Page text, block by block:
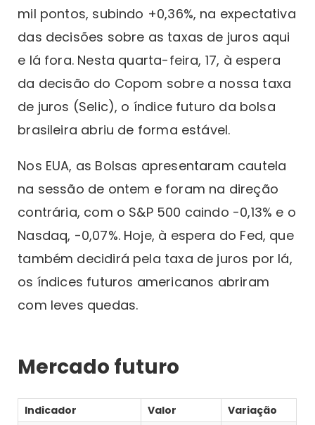
mil pontos, subindo +0,36%, na expectativa
das decisões sobre as taxas de juros aqui
e lá fora. Nesta quarta-feira, 17, à espera
da decisão do Copom sobre a nossa taxa
de juros (Selic), o índice futuro da bolsa
brasileira abriu de forma estável.
Nos EUA, as Bolsas apresentaram cautela
na sessão de ontem e foram na direção
contrária, com o S&P 500 caindo -0,13% e o
Nasdaq, -0,07%. Hoje, à espera do Fed, que
também decidirá pela taxa de juros por lá,
os índices futuros americanos abriram
com leves quedas.
Mercado futuro
Indicador Valor
Variação